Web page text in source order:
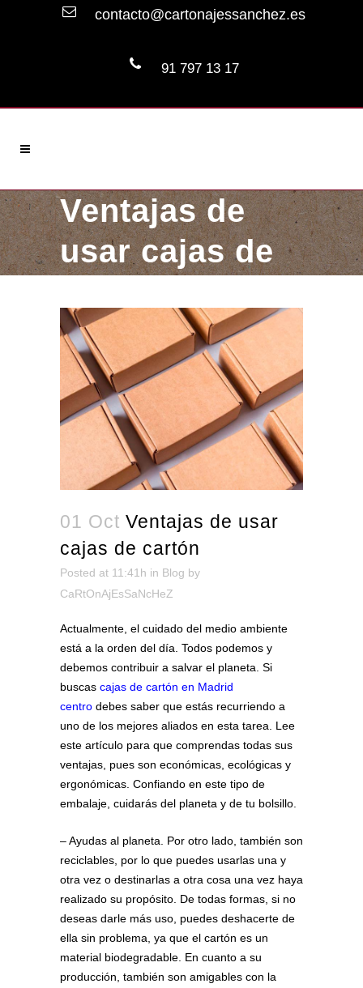
contacto@cartonajessanchez.es
91 797 13 17
Ventajas de
usar cajas de
01 Oct Ventajas de usar
cajas de cartón
Posted at 11:41h in Blog by
CaRtOnAjEsSaNcHeZ
Actualmente, el cuidado del medio ambiente
está a la orden del día. Todos podemos y
debemos contribuir a salvar el planeta. Si
buscas cajas de cartón en Madrid
centro debes saber que estás recurriendo a
uno de los mejores aliados en esta tarea. Lee
este artículo para que comprendas todas sus
ventajas, pues son económicas, ecológicas y
ergonómicas. Confiando en este tipo de
embalaje, cuidarás del planeta y de tu bolsillo.
– Ayudas al planeta. Por otro lado, también son
reciclables, por lo que puedes usarlas una y
otra vez o destinarlas a otra cosa una vez haya
realizado su propósito. De todas formas, si no
deseas darle más uso, puedes deshacerte de
ella sin problema, ya que el cartón es un
material biodegradable. En cuanto a su
producción, también son amigables con la